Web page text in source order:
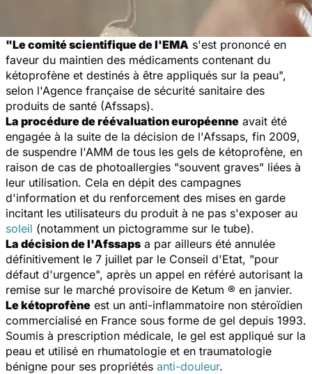
"Le comité scientifique de l'EMA s'est prononcé en
faveur du maintien des médicaments contenant du
kétoprofène et destinés à être appliqués sur la peau",
selon l'Agence française de sécurité sanitaire des
produits de santé (Afssaps).
La procédure de réévaluation européenne avait été
engagée à la suite de la décision de l'Afssaps, fin 2009,
de suspendre l'AMM de tous les gels de kétoprofène, en
raison de cas de photoallergies "souvent graves" liées à
leur utilisation. Cela en dépit des campagnes
d'information et du renforcement des mises en garde
incitant les utilisateurs du produit à ne pas s'exposer au
soleil (notamment un pictogramme sur le tube).
La décision de l'Afssaps a par ailleurs été annulée
définitivement le 7 juillet par le Conseil d'Etat, "pour
défaut d'urgence", après un appel en référé autorisant la
remise sur le marché provisoire de Ketum ® en janvier.
Le kétoprofène est un anti-inflammatoire non stéroïdien
commercialisé en France sous forme de gel depuis 1993.
Soumis à prescription médicale, le gel est appliqué sur la
peau et utilisé en rhumatologie et en traumatologie
bénigne pour ses propriétés anti-douleur.